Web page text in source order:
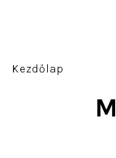
Kezdőlap